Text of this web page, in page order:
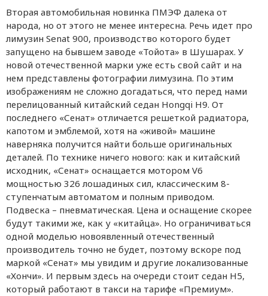
Вторая автомобильная новинка ПМЭФ далека от
народа, но от этого не менее интересна. Речь идет про
лимузин Senat 900, производство которого будет
запущено на бывшем заводе «Тойота» в Шушарах. У
новой отечественной марки уже есть свой сайт и на
нем представлены фотографии лимузина. По этим
изображениям не сложно догадаться, что перед нами
перелицованный китайский седан Hongqi H9. От
последнего «Сенат» отличается решеткой радиатора,
капотом и эмблемой, хотя на «живой» машине
наверняка получится найти больше оригинальных
деталей. По технике ничего нового: как и китайский
исходник, «Сенат» оснащается мотором V6
мощностью 326 лошадиных сил, классическим 8-
ступенчатым автоматом и полным приводом.
Подвеска – пневматическая. Цена и оснащение скорее
будут такими же, как у «китайца». Но ограничиваться
одной моделью новоявленный отечественный
производитель точно не будет, поэтому вскоре под
маркой «Сенат» мы увидим и другие локализованные
«Хончи». И первым здесь на очереди стоит седан H5,
который работают в такси на тарифе «Премиум».